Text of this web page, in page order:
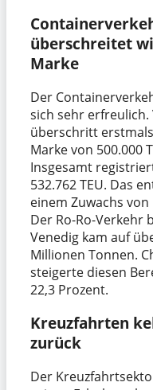
überschreitet
Marke
Der
sich sehr erfreulich.
überschritt
Marke von 500.000
Insgesamt
532.762 TEU. Das
einem Zuwachs von
Der Ro-Ro-Verkehr
Venedig kam auf
Millionen Tonnen.
steigerte diesen
22,3 Prozent.
Kreuzfahrten
zurück
Der